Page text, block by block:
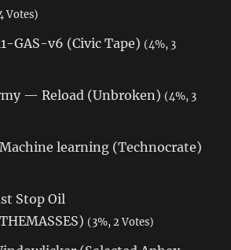
Votes)
GAS-v6 (Civic Tape) (4%, 3
— Reload (Unbroken) (4%, 3
learning (Technocrate)
Stop Oil
(3%, 2 Votes)